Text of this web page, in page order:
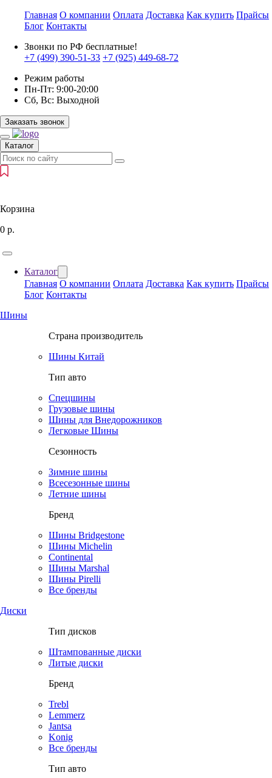
Главная О компании Оплата Доставка Как купить Прайсы
Блог Контакты
Звонки по РФ бесплатные!
+7 (499) 390-51-33 +7 (925) 449-68-72
Режим работы
Пн-Пт: 9:00-20:00
Сб, Вс: Выходной
Заказать звонок
Каталог
Корзина
0 р.
Каталог
Главная О компании Оплата Доставка Как купить Прайсы
Блог Контакты
Шины
Страна производитель
Шины Китай
Тип авто
Спецшины
Грузовые шины
Шины для Внедорожников
Легковые Шины
Сезонность
Зимние шины
Всесезонные шины
Летние шины
Бренд
Шины Bridgestone
Шины Michelin
Continental
Шины Marshal
Шины Pirelli
Все бренды
Диски
Тип дисков
Штампованные диски
Литые диски
Бренд
Trebl
Lemmerz
Jantsa
Konig
Все бренды
Тип авто